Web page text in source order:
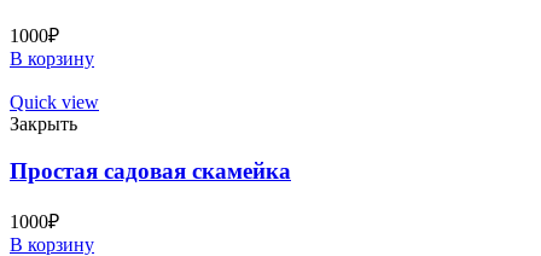
1000₽
В корзину
Quick view
Закрыть
Простая садовая скамейка
1000₽
В корзину